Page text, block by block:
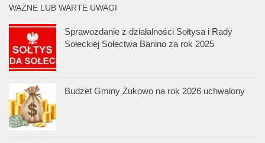
WAŻNE LUB WARTE UWAGI
Sprawozdanie z działalności Sołtysa i Rady
Sołeckiej Sołectwa Banino za rok 2025
Budżet Gminy Żukowo na rok 2026 uchwalony